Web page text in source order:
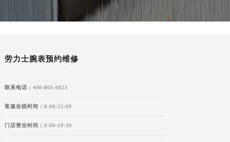
劳力士腕表预约维修
联系电话： 400-805-0023
客服在线时间： 8:00-22:00
门店营业时间： 9:00-19:30